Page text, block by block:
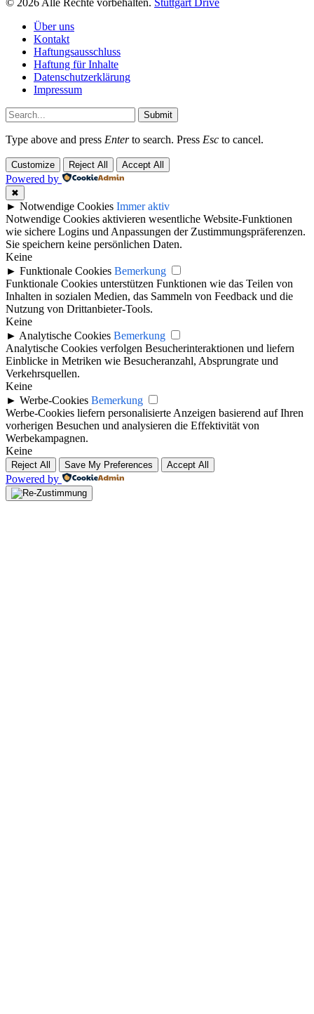
Über uns
Kontakt
Haftungsausschluss
Haftung für Inhalte
Datenschutzerklärung
Impressum
Submit
Type above and press Enterto search. Press Esc to cancel.
Customize Reject All Accept All
Powered by
✖
► Notwendige Cookies Immer aktiv
Notwendige Cookies aktivieren wesentliche Website-Funktionen
wie sichere Logins und Anpassungen der Zustimmungspräferenzen.
Sie speichern keine persönlichen Daten.
Keine
► Funktionale Cookies Bemerkung
Funktionale Cookies unterstützen Funktionen wie das Teilen von
Inhalten in sozialen Medien, das Sammeln von Feedback und die
Nutzung von Drittanbieter-Tools.
Keine
► Analytische Cookies Bemerkung
Analytische Cookies verfolgen Besucherinteraktionen und liefern
Einblicke in Metriken wie Besucheranzahl, Absprungrate und
Verkehrsquellen.
Keine
► Werbe-Cookies Bemerkung
Werbe-Cookies liefern personalisierte Anzeigen basierend auf Ihren
vorherigen Besuchen und analysieren die Effektivität von
Werbekampagnen.
Keine
Reject All Save My Preferences Accept All
Powered by